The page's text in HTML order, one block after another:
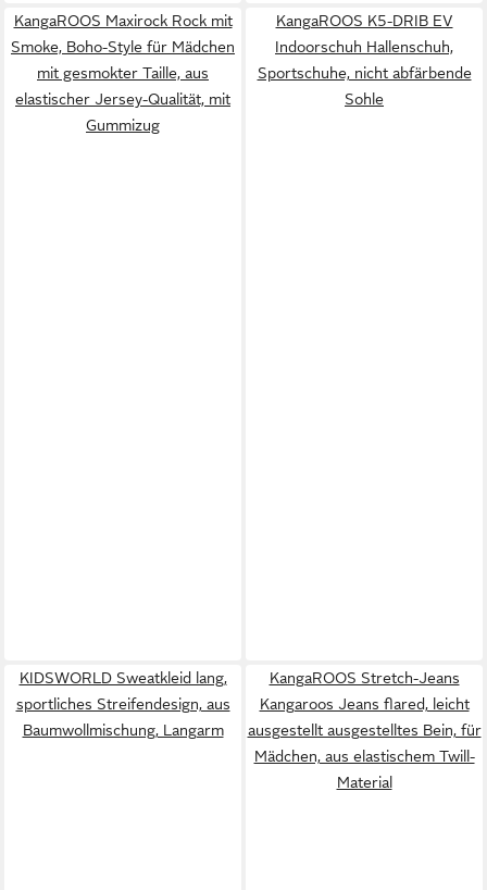
KangaROOS Maxirock Rock mit
Smoke, Boho-Style für Mädchen
mit gesmokter Taille, aus
elastischer Jersey-Qualität, mit
Gummizug
KangaROOS K5-DRIB EV
Indoorschuh Hallenschuh,
Sportschuhe, nicht abfärbende
Sohle
KIDSWORLD Sweatkleid lang,
sportliches Streifendesign, aus
Baumwollmischung, Langarm
KangaROOS Stretch-Jeans
Kangaroos Jeans flared, leicht
ausgestellt ausgestelltes Bein, für
Mädchen, aus elastischem Twill-
Material